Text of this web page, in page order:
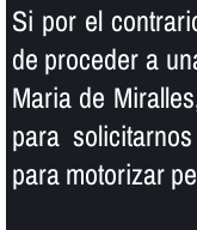
Si por el
de proceder a
Maria de
para
para motorizar